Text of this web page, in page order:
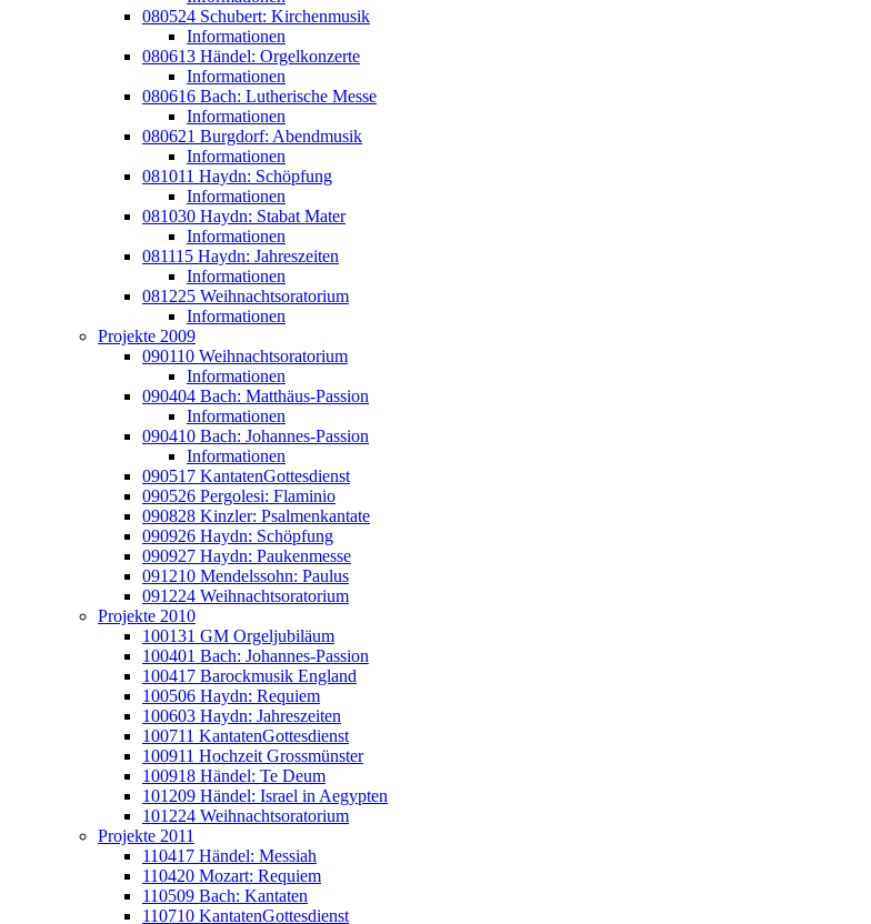
080524 Schubert: Kirchenmusik
Informationen
080613 Händel: Orgelkonzerte
Informationen
080616 Bach: Lutherische Messe
Informationen
080621 Burgdorf: Abendmusik
Informationen
081011 Haydn: Schöpfung
Informationen
081030 Haydn: Stabat Mater
Informationen
081115 Haydn: Jahreszeiten
Informationen
081225 Weihnachtsoratorium
Informationen
Projekte 2009
090110 Weihnachtsoratorium
Informationen
090404 Bach: Matthäus-Passion
Informationen
090410 Bach: Johannes-Passion
Informationen
090517 KantatenGottesdienst
090526 Pergolesi: Flaminio
090828 Kinzler: Psalmenkantate
090926 Haydn: Schöpfung
090927 Haydn: Paukenmesse
091210 Mendelssohn: Paulus
091224 Weihnachtsoratorium
Projekte 2010
100131 GM Orgeljubiläum
100401 Bach: Johannes-Passion
100417 Barockmusik England
100506 Haydn: Requiem
100603 Haydn: Jahreszeiten
100711 KantatenGottesdienst
100911 Hochzeit Grossmünster
100918 Händel: Te Deum
101209 Händel: Israel in Aegypten
101224 Weihnachtsoratorium
Projekte 2011
110417 Händel: Messiah
110420 Mozart: Requiem
110509 Bach: Kantaten
110710 KantatenGottesdienst